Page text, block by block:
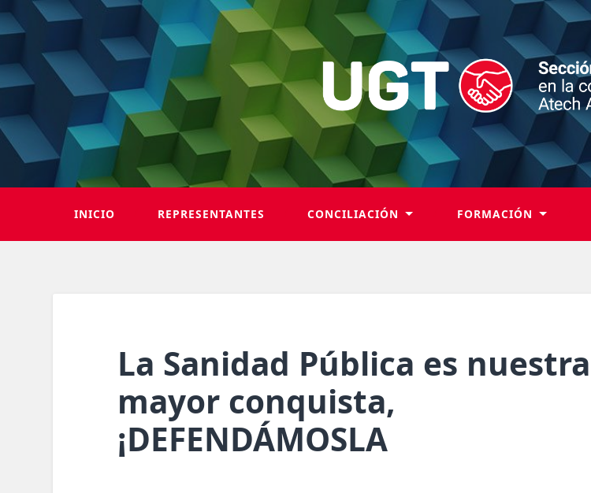
INICIO REPRESENTANTES CONCILIACIÓN FORMACIÓN
La Sanidad Pública es nuestra
mayor conquista,
¡DEFENDÁMOSLA